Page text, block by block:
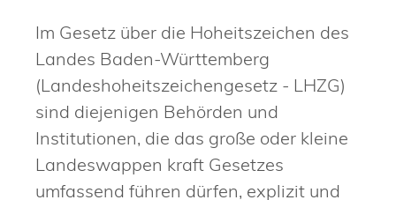
Im Gesetz über die Hoheitszeichen des
Landes Baden-Württemberg
(Landeshoheitszeichengesetz - LHZG)
sind diejenigen Behörden und
Institutionen, die das große oder kleine
Landeswappen kraft Gesetzes
umfassend führen dürfen, explizit und